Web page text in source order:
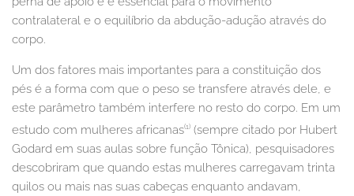
contralateral e o equilíbrio da abdução-adução através do
corpo.
Um dos fatores mais importantes para a constituição dos
pés é a forma com que o peso se transfere através dele, e
este parâmetro também interfere no resto do corpo. Em um
estudo com mulheres africanas(1) (sempre citado por Hubert
Godard em suas aulas sobre função Tônica), pesquisadores
descobriram que quando estas mulheres carregavam trinta
quilos ou mais nas suas cabeças enquanto andavam,